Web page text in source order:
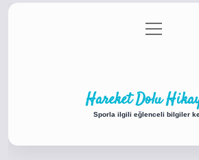
Gizlilik Politikası
menüyü
aç
Hareket Dolu
Sporla ilgili eğlenceli bilgiler